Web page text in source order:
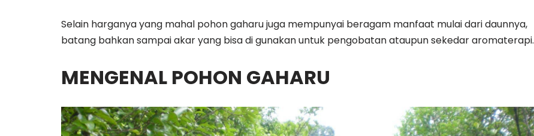
Selain harganya yang mahal pohon gaharu juga mempunyai beragam manfaat mulai dari daunnya,
batang bahkan sampai akar yang bisa di gunakan untuk pengobatan ataupun sekedar aromaterapi.
MENGENAL POHON GAHARU